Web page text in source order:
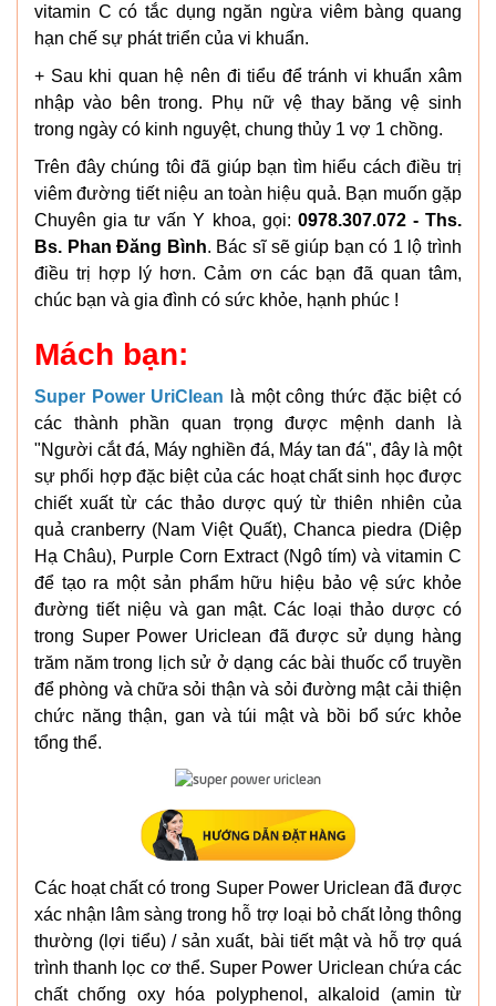
vitamin C có tắc dụng ngăn ngừa viêm bàng quang
hạn chế sự phát triển của vi khuẩn.
+ Sau khi quan hệ nên đi tiểu để tránh vi khuẩn xâm
nhập vào bên trong. Phụ nữ vệ thay băng vệ sinh
trong ngày có kinh nguyệt, chung thủy 1 vợ 1 chồng.
Trên đây chúng tôi đã giúp bạn tìm hiểu cách điều trị
viêm đường tiết niệu an toàn hiệu quả. Bạn muốn gặp
Chuyên gia tư vấn Y khoa, gọi: 0978.307.072 - Ths.
Bs. Phan Đăng Bình. Bác sĩ sẽ giúp bạn có 1 lộ trình
điều trị hợp lý hơn. Cảm ơn các bạn đã quan tâm,
chúc bạn và gia đình có sức khỏe, hạnh phúc !
Mách bạn:
Super Power UriClean
là một công thức đặc biệt có
các thành phần quan trọng được mệnh danh là
"Người cắt đá, Máy nghiền đá, Máy tan đá", đây là một
sự phối hợp đặc biệt của các hoạt chất sinh học được
chiết xuất từ các thảo dược quý từ thiên nhiên của
quả cranberry (Nam Việt Quất), Chanca piedra (Diệp
Hạ Châu), Purple Corn Extract (Ngô tím) và vitamin C
để tạo ra một sản phẩm hữu hiệu bảo vệ sức khỏe
đường tiết niệu và gan mật. Các loại thảo dược có
trong Super Power Uriclean đã được sử dụng hàng
trăm năm trong lịch sử ở dạng các bài thuốc cổ truyền
để phòng và chữa sỏi thận và sỏi đường mật cải thiện
chức năng thận, gan và túi mật và bồi bổ sức khỏe
tổng thể.
Các hoạt chất có trong Super Power Uriclean đã được
xác nhận lâm sàng trong hỗ trợ loại bỏ chất lỏng thông
thường (lợi tiểu) / sản xuất, bài tiết mật và hỗ trợ quá
trình thanh lọc cơ thể. Super Power Uriclean chứa các
chất chống oxy hóa polyphenol, alkaloid (amin từ